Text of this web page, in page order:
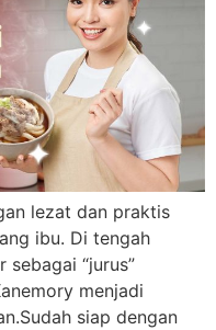
lezat dan praktis
ibu. Di tengah
sebagai “jurus”
menjadi
siap dengan